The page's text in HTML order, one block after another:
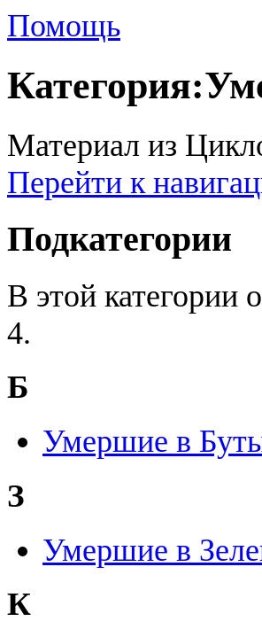
Помощь
Категория:
Материал из
Перейти к
Подкатегории
В этой категории
4.
Б
Умершие в
З
Умершие в
К